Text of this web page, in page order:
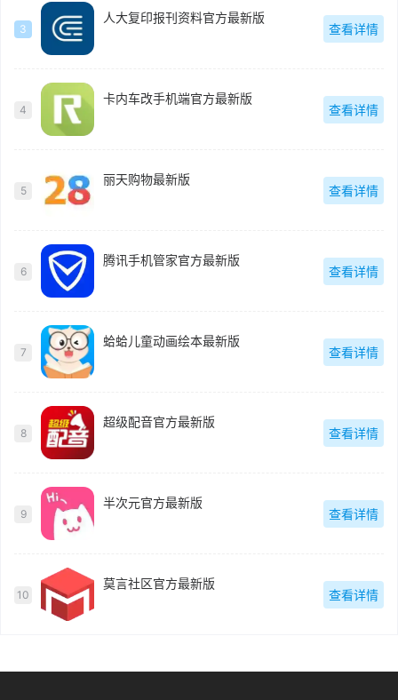
3
人大复印报刊资料官方最新版
查看详情
4
卡内车改手机端官方最新版
查看详情
5
丽天购物最新版
查看详情
6
腾讯手机管家官方最新版
查看详情
7
蛤蛤儿童动画绘本最新版
查看详情
8
超级配音官方最新版
查看详情
9
半次元官方最新版
查看详情
10
莫言社区官方最新版
查看详情